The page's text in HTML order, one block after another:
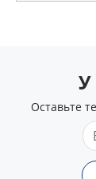
У
Оставьте